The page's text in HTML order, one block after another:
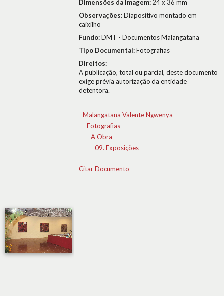
Dimensões da Imagem: 24 x 36 mm
Observações:Diapositivo montado em
caixilho
Fundo:DMT - Documentos Malangatana
Tipo Documental:Fotografias
Direitos:
A publicação, total ou parcial, deste documento
exige prévia autorização da entidade
detentora.
Malangatana Valente Ngwenya
Fotografias
A Obra
09. Exposições
Citar Documento